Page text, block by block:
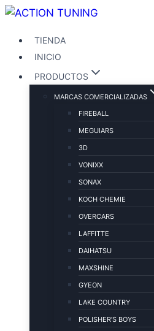
TIENDA
INICIO
PRODUCTOS
MARCAS COMERCIALIZADAS
FIREBALL
MEGUIARS
3D
VONIXX
SONAX
KOCH CHEMIE
OVERCARS
LAFFITTE
DAIHATSU
MAXSHINE
GYEON
LAKE COUNTRY
POLISHER’S BOYS